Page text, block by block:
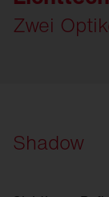
Zwei
Shadow